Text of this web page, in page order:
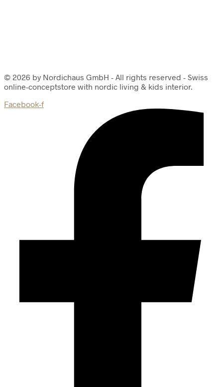
© 2026 by Nordichaus GmbH - All rights reserved - Swiss
online-conceptstore with nordic living & kids interior.
Facebook-f